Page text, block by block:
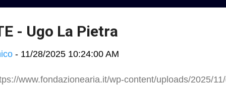
del...
- Ugo La Pietra
- 11/28/2025 10:24:00 AM
www.fondazionearia.it/wp-content/uploads/2025/